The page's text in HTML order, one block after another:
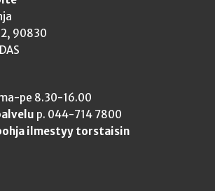
90830
pe 8.30-16.00
p. 044-714 7800
ilmestyy torstaisin